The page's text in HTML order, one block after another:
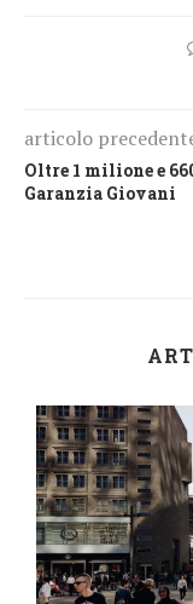
articolo
Oltre 1 milione e
Garanzia Giovani